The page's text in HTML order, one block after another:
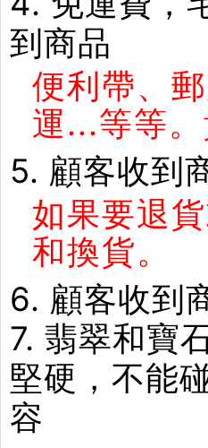
到商品
便利帶、
運...等等
5. 顧客收到
如果要退
和換貨。
6. 顧客收到
7. 翡翠和寶
堅硬，不能
容